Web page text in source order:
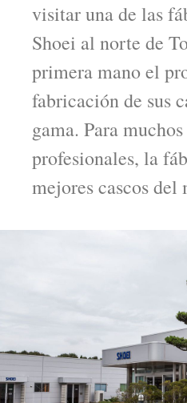
visitar una de las
Shoei al norte de
primera mano el
fabricación de sus
gama. Para
profesionales, la
mejores cascos del